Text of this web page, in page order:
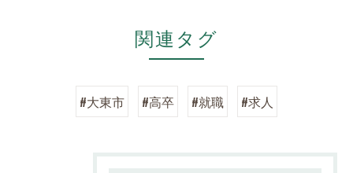
関連タグ
#大東市 #高卒 #就職 #求人